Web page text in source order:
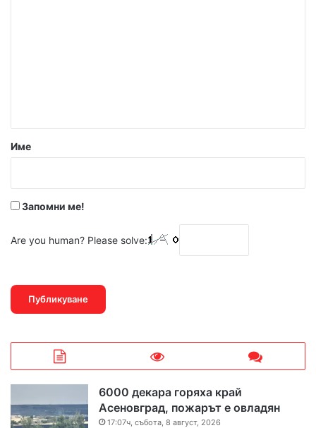
р
Име
Запомни ме!
Are you human? Please solve:
6000 декара горяха край
Асеновград, пожарът е овладян
17:07ч, събота, 8 август, 2026